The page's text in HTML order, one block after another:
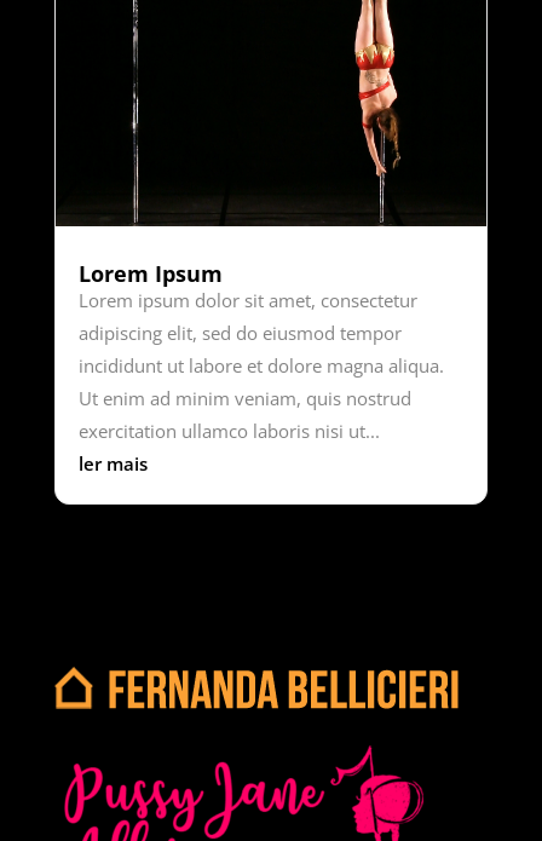
Lorem Ipsum
Lorem ipsum dolor sit amet, consectetur
adipiscing elit, sed do eiusmod tempor
incididunt ut labore et dolore magna aliqua.
Ut enim ad minim veniam, quis nostrud
exercitation ullamco laboris nisi ut...
ler mais